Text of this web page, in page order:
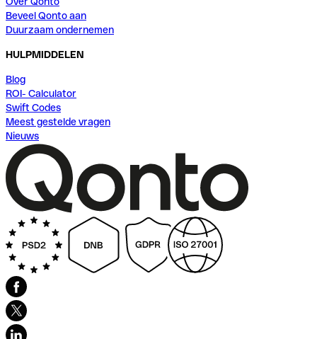
Beveel Qonto aan
Duurzaam ondernemen
HULPMIDDELEN
Blog
ROI- Calculator
Swift Codes
Meest gestelde vragen
Nieuws